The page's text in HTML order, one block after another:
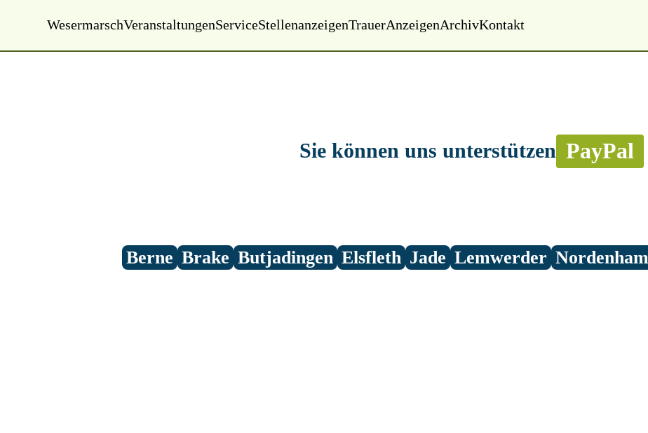
WesermarschVeranstaltungenServiceStellenanzeigenTrauerAnzeigenArchivKontakt
Sie können uns unterstützen PayPal
Berne Brake Butjadingen Elsfleth Jade Lemwerder Nordenham